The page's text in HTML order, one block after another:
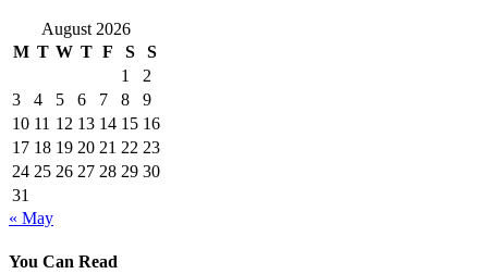
August 2026
M T W T F S
S
1
2
3
4 5 6 7 8
9
10 11 12 13 14 15 16
17 18 19 20 21 22 23
24 25 26 27 28 29 30
31
« May
You Can Read